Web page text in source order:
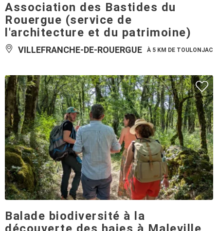
Association des Bastides du
Rouergue (service de
l'architecture et du patrimoine)
VILLEFRANCHE-DE-ROUERGUE À 5 KM DE TOULONJAC
Balade biodiversité à la